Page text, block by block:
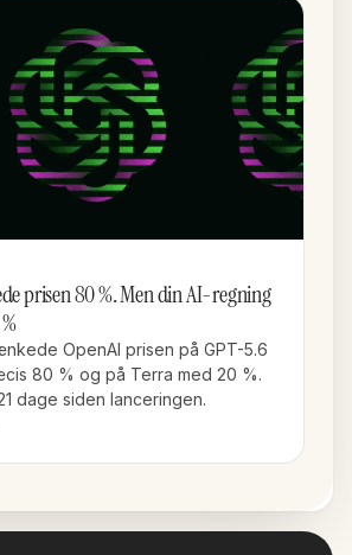
prisen 80 %. Men din AI-regning
OpenAI prisen på GPT-5.6
80 % og på Terra med 20 %.
dage siden lanceringen.